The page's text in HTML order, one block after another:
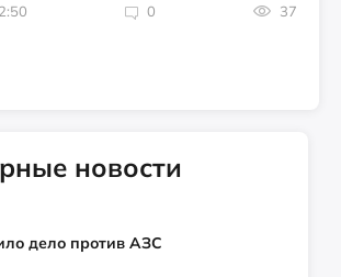
0 37
новости
дело против АЗС